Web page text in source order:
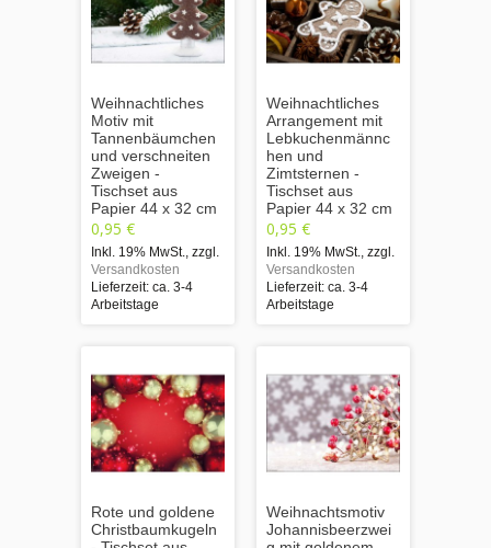
Weihnachtliches
Motiv mit
Tannenbäumchen
und verschneiten
Zweigen -
Tischset aus
Papier 44 x 32 cm
0,95 €
Inkl. 19% MwSt. zzgl.
Versandkosten
Lieferzeit: ca. 3-4
Arbeitstage
Weihnachtliches
Arrangement mit
Lebkuchenmännc
hen und
Zimtsternen -
Tischset aus
Papier 44 x 32 cm
0,95 €
Inkl. 19% MwSt. zzgl.
Versandkosten
Lieferzeit: ca. 3-4
Arbeitstage
Rote und goldene
Christbaumkugeln
Weihnachtsmotiv
Johannisbeerzwei